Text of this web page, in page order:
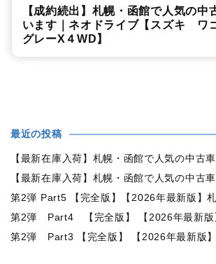
【成約続出】札幌・函館で人気の中
います｜ネオドライブ【スズキ ワ
グレーX４WD】
最近の投稿